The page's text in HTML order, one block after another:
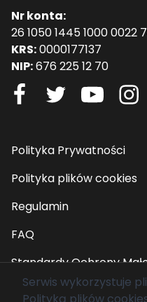
Nr konta:
26 1050 1445 1000 0022
KRS:0000177137
NIP:676 225 12 70
Polityka Prywatności
Polityka plików cookies
Regulamin
FAQ
Standardy Ochrony
Serwis wykorzystuje